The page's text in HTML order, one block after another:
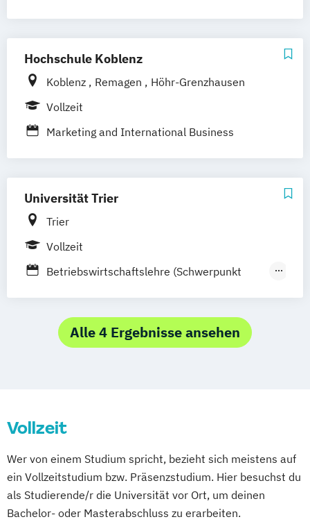
Hochschule Koblenz
Koblenz Remagen
Höhr-Grenzhausen
Vollzeit
Marketing and International Business
Universität Trier
Trier
Vollzeit
Betriebswirtschaftslehre (Schwerpunkt
Marketing
Strategy and Human Resource (MSH))
Alle 4 Ergebnisse ansehen
Vollzeit
Wer von einem Studium spricht, bezieht sich meistens auf
ein Vollzeitstudium bzw. Präsenzstudium. Hier besuchst du
als Studierende/r die Universität vor Ort, um deinen
Bachelor- oder Masterabschluss zu erarbeiten.